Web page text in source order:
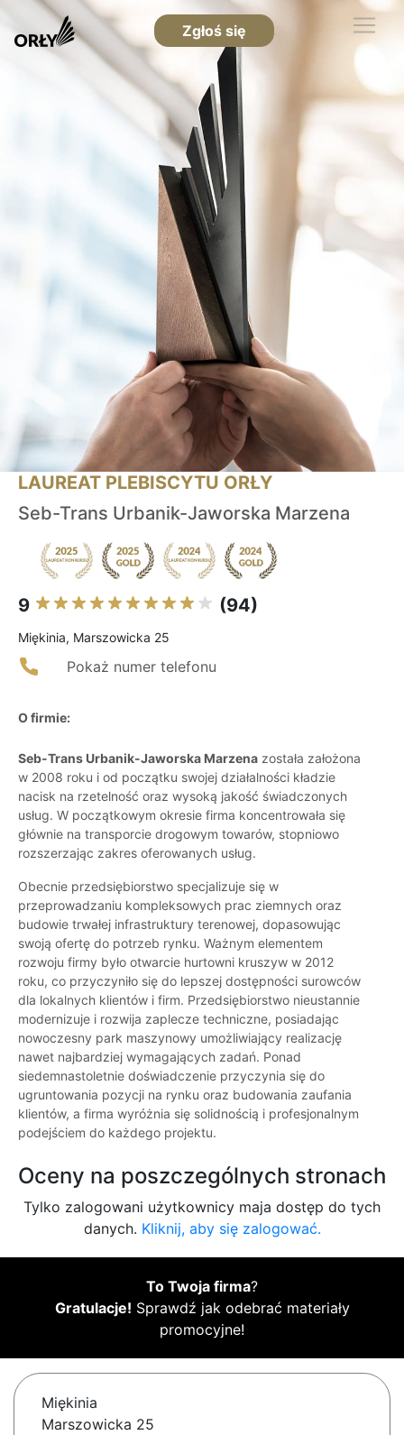
Zgłoś się
LAUREAT PLEBISCYTU ORŁY
Seb-Trans Urbanik-Jaworska Marzena
9 (94)
Miękinia, Marszowicka 25
Pokaż numer telefonu
O firmie:
Seb-Trans Urbanik-Jaworska Marzena została założona
w 2008 roku i od początku swojej działalności kładzie
nacisk na rzetelność oraz wysoką jakość świadczonych
usług. W początkowym okresie firma koncentrowała się
głównie na transporcie drogowym towarów, stopniowo
rozszerzając zakres oferowanych usług.
Obecnie przedsiębiorstwo specjalizuje się w
przeprowadzaniu kompleksowych prac ziemnych oraz
budowie trwałej infrastruktury terenowej, dopasowując
swoją ofertę do potrzeb rynku. Ważnym elementem
rozwoju firmy było otwarcie hurtowni kruszyw w 2012
roku, co przyczyniło się do lepszej dostępności surowców
dla lokalnych klientów i firm. Przedsiębiorstwo nieustannie
modernizuje i rozwija zaplecze techniczne, posiadając
nowoczesny park maszynowy umożliwiający realizację
nawet najbardziej wymagających zadań. Ponad
siedemnastoletnie doświadczenie przyczynia się do
ugruntowania pozycji na rynku oraz budowania zaufania
klientów, a firma wyróżnia się solidnością i profesjonalnym
podejściem do każdego projektu.
Oceny na poszczególnych stronach
Tylko zalogowani użytkownicy maja dostęp do tych
danych. Kliknij, aby się zalogować.
To Twoja firma?
Gratulacje! Sprawdź jak odebrać materiały
promocyjne!
Miękinia
Marszowicka 25